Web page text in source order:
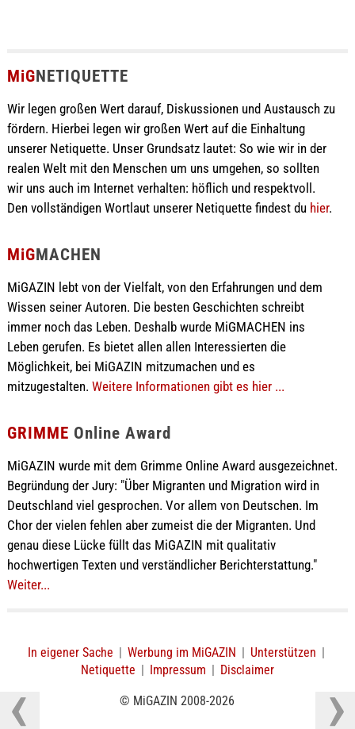
MiGNETIQUETTE
Wir legen großen Wert darauf, Diskussionen und Austausch zu
fördern. Hierbei legen wir großen Wert auf die Einhaltung
unserer Netiquette. Unser Grundsatz lautet: So wie wir in der
realen Welt mit den Menschen um uns umgehen, so sollten
wir uns auch im Internet verhalten: höflich und respektvoll.
Den vollständigen Wortlaut unserer Netiquette findest du hier.
MiGMACHEN
MiGAZIN lebt von der Vielfalt, von den Erfahrungen und dem
Wissen seiner Autoren. Die besten Geschichten schreibt
immer noch das Leben. Deshalb wurde MiGMACHEN ins
Leben gerufen. Es bietet allen allen Interessierten die
Möglichkeit, bei MiGAZIN mitzumachen und es
mitzugestalten. Weitere Informationen gibt es hier ...
GRIMME Online Award
MiGAZIN wurde mit dem Grimme Online Award ausgezeichnet.
Begründung der Jury: "Über Migranten und Migration wird in
Deutschland viel gesprochen. Vor allem von Deutschen. Im
Chor der vielen fehlen aber zumeist die der Migranten. Und
genau diese Lücke füllt das MiGAZIN mit qualitativ
hochwertigen Texten und verständlicher Berichterstattung."
Weiter...
In eigener Sache | Werbung im MiGAZIN | Unterstützen |
Netiquette | Impressum | Disclaimer
© MiGAZIN 2008-2026